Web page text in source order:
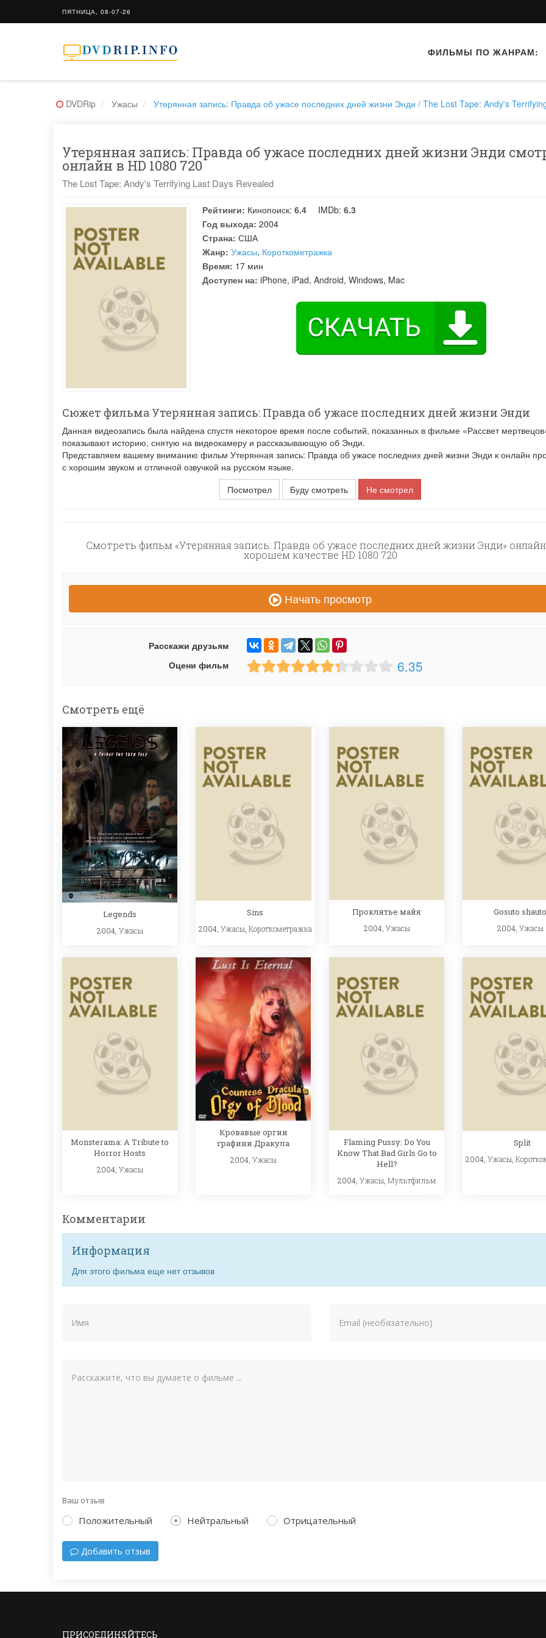
ПЯТНИЦА, 08-07-26
ФИЛЬМЫ ПО ЖАНРАМ:
DVDRip Ужасы Утерянная запись: Правда об ужасе последних дней жизни Энди / The Lost Tape: Andy's
Утерянная запись: Правда об ужасе последних дней жизни Энди
онлайн в HD 1080 720
The Lost Tape: Andy's Terrifying Last Days Revealed
Рейтинги: Кинопоиск: 6.4 IMDb: 6.3
Год выхода: 2004
Страна: США
Жанр: Ужасы, Короткометражка
Время: 17 мин
Доступен на: iPhone, iPad, Android, Windows, Mac
Сюжет фильма Утерянная запись: Правда об ужасе последних дней жизни Энди
Данная видеозапись была найдена спустя некоторое время после событий, показанных в фильме «Рассвет
показывают историю, снятую на видеокамеру и рассказывающую об Энди.
Представляем вашему вниманию фильм Утерянная запись: Правда об ужасе последних дней жизни Энди к онлайн
с хорошим звуком и отличной озвучкой на русском языке.
Посмотрел
Буду смотреть Не смотрел
Смотреть фильм «Утерянная запись: Правда об ужасе последних дней жизни Энди»
хорошем качестве HD 1080 720
Начать просмотр
Расскажи друзьям
Оцени фильм
6.35
Смотреть ещё
Legends
2004, Ужасы
Sins
2004, Ужасы Короткометражка
Проклятье майя
2004, Ужасы
Gosuto shauto
2004, Ужасы
Monsterama: A Tribute to
Horror Hosts
2004, Ужасы
Кровавые оргии
графини Дракула
2004, Ужасы
Flaming Pussy: Do You
Know That Bad Girls Go to
Hell?
2004, Ужасы Мультфильм
Split
2004, Ужасы
Комментарии
Информация
Для этого фильма еще нет отзывов
Ваш отзыв
Положительный Нейтральный Отрицательный
Добавить отзыв
ПРИСОЕДИНЯЙТЕСЬ